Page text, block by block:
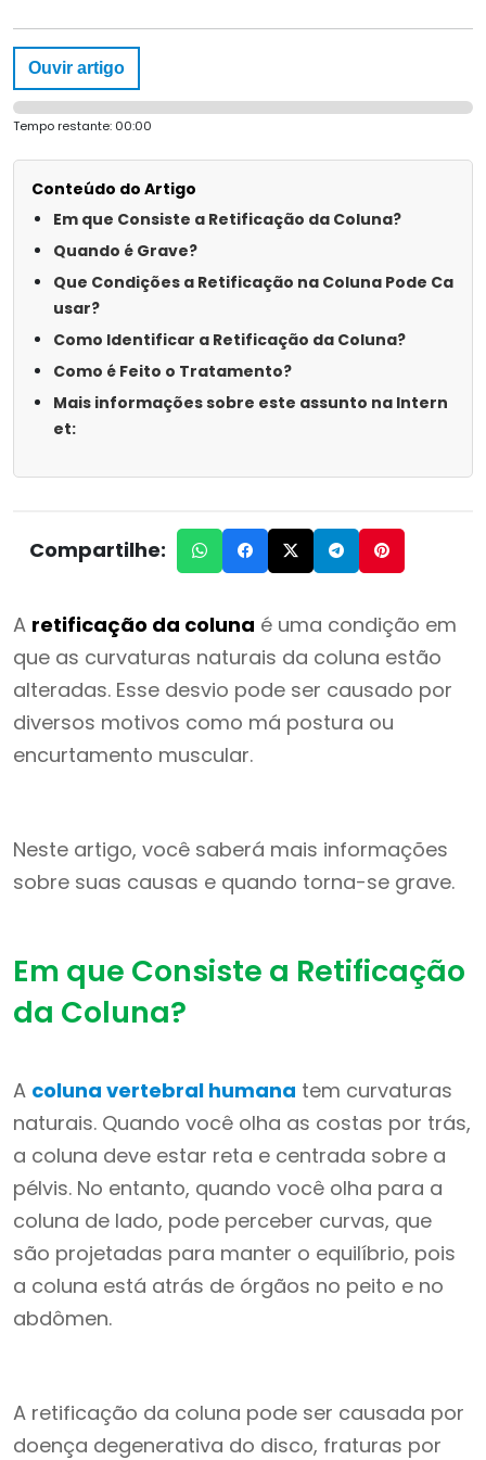
Ouvir artigo
Tempo restante: 00:00
Conteúdo do Artigo
Em que Consiste a Retificação da Coluna?
Quando é Grave?
Que Condições a Retificação na Coluna Pode Ca
usar?
Como Identificar a Retificação da Coluna?
Como é Feito o Tratamento?
Mais informações sobre este assunto na Intern
et:
Compartilhe:
A retificação da coluna é uma condição em
que as curvaturas naturais da coluna estão
alteradas. Esse desvio pode ser causado por
diversos motivos como má postura ou
encurtamento muscular.
Neste artigo, você saberá mais informações
sobre suas causas e quando torna-se grave.
Em que Consiste a Retificação
da Coluna?
A coluna vertebral humana tem curvaturas
naturais. Quando você olha as costas por trás,
a coluna deve estar reta e centrada sobre a
pélvis. No entanto, quando você olha para a
coluna de lado, pode perceber curvas, que
são projetadas para manter o equilíbrio, pois
a coluna está atrás de órgãos no peito e no
abdômen.
A retificação da coluna pode ser causada por
doença degenerativa do disco, fraturas por